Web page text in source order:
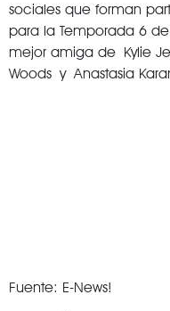
sociales que forman
para la Temporada 6 de
mejor amiga de Kylie
Woods y Anastasia
Fuente: E-News!